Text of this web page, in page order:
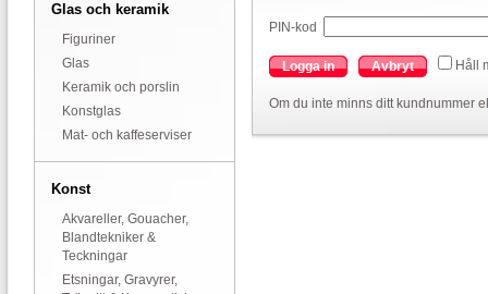
Glas och keramik
Figuriner
Glas
Keramik och porslin
Konstglas
Mat- och kaffeserviser
Konst
Akvareller, Gouacher,
Blandtekniker &
Teckningar
Etsningar, Gravyrer,
PIN-kod
Logga in Avbryt Håll
Om du inte minns ditt kundnummer